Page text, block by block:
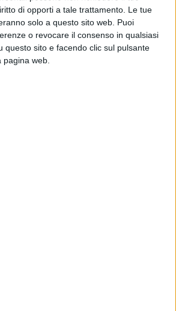
di opporti a tale trattamento. Le tue
solo a questo sito web. Puoi
o revocare il consenso in qualsiasi
questo sito e facendo clic sul pulsante
web.
efficace e per consentire ordine e
immaginato dei correttivi, che abbiamo
abbiamo distribuito. E molti cittadini
ci hanno detto che la pensano
l'amministrazione voglia accogliere